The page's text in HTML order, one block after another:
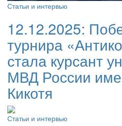
Статьи и интервью
12.12.2025:
турнира
стала курсант
МВД России
Кикотя
Статьи и интервью